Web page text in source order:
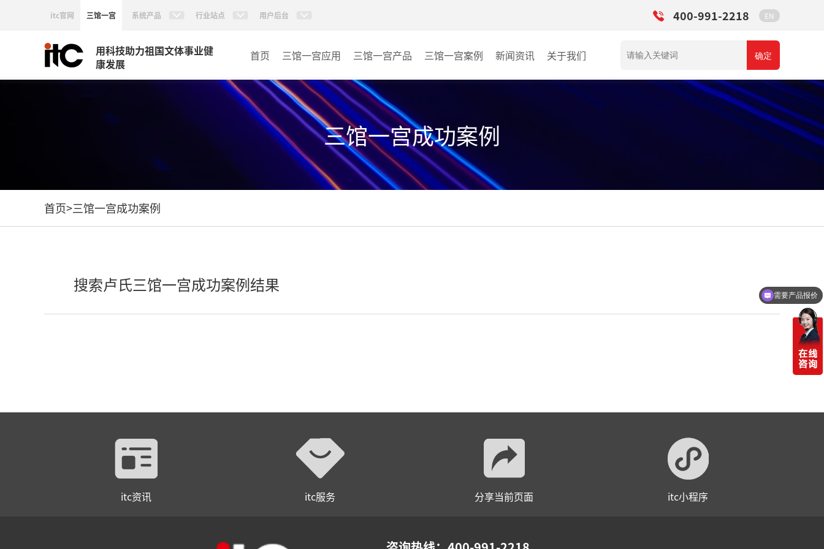
itc官网 三馆一宫 系统产品 行业站点 用户后台 400-991-2218 EN
用科技助力祖国文体事业健
康发展
首页 三馆一宫应用 三馆一宫产品
AI智慧视频会议系统
AI智慧会议平板
视频会议配件
AI智慧会议平板itchub
三馆一宫案例
博物馆
图书馆
青少年宫
新闻资讯 关于我们 确定
三馆一宫成功案例
首页>三馆一宫成功案例
搜索卢氏三馆一宫成功案例结果
itc资讯 itc服务 分享当前页面 itc小程序
需要产品报价